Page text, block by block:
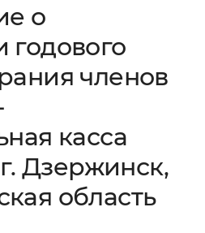
о
годового
членов
касса
Дзержинск,
область